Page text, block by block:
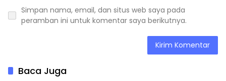
Simpan nama, email, dan situs web saya pada
peramban ini untuk komentar saya berikutnya.
Baca Juga